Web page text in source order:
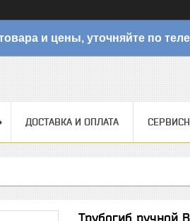
и цены, уточняйте по
ДОСТАВКА И ОПЛАТА
Трубогиб ручной